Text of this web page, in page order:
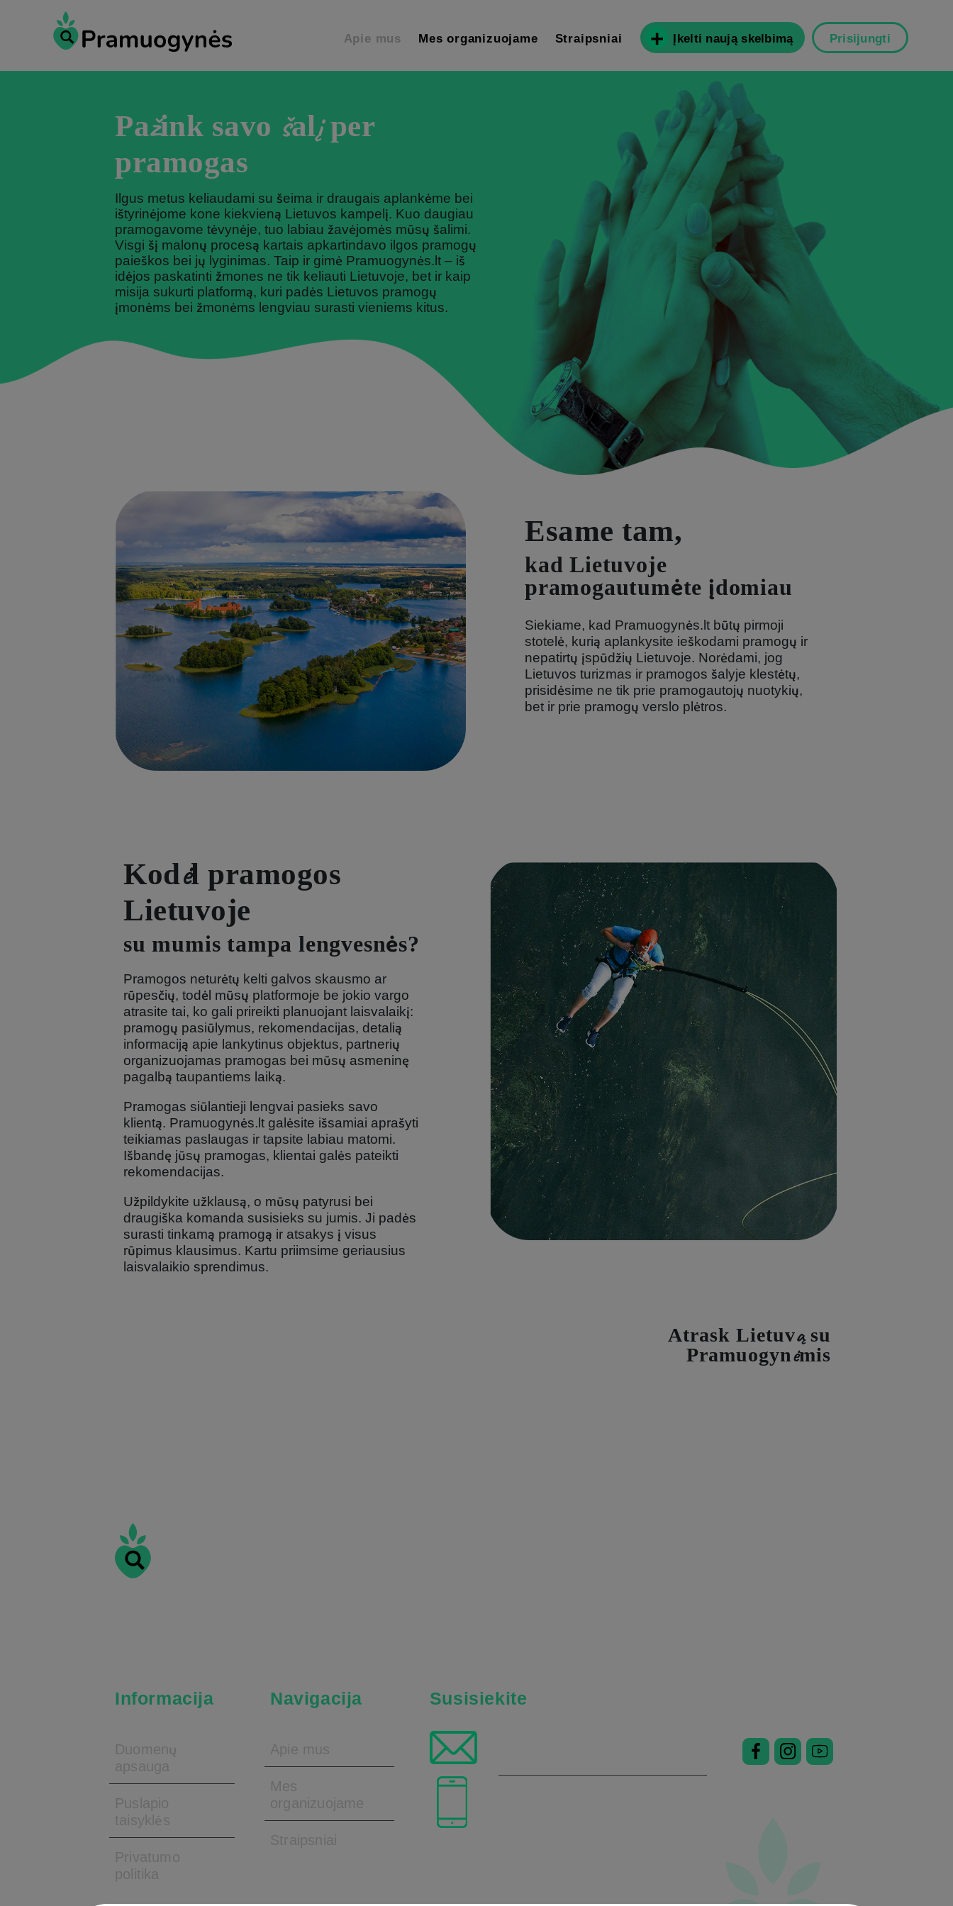
Apie mus Mes organizuojame Straipsniai Įkelti naują skelbimą Prisijungti
Pažink savo šalį per
pramogas
Ilgus metus keliaudami su šeima ir draugais aplankėme bei
ištyrinėjome kone kiekvieną Lietuvos kampelį. Kuo daugiau
pramogavome tėvynėje, tuo labiau žavėjomės mūsų šalimi.
Visgi šį malonų procesą kartais apkartindavo ilgos pramogų
paieškos bei jų lyginimas. Taip ir gimė Pramuogynės.lt – iš
idėjos paskatinti žmones ne tik keliauti Lietuvoje, bet ir kaip
misija sukurti platformą, kuri padės Lietuvos pramogų
įmonėms bei žmonėms lengviau surasti vieniems kitus.
Esame tam,
kad Lietuvoje
pramogautumėte įdomiau
Siekiame, kad Pramuogynės.lt būtų pirmoji
stotelė, kurią aplankysite ieškodami pramogų ir
nepatirtų įspūdžių Lietuvoje. Norėdami, jog
Lietuvos turizmas ir pramogos šalyje klestėtų,
prisidėsime ne tik prie pramogautojų nuotykių,
bet ir prie pramogų verslo plėtros.
Kodėl pramogos
Lietuvoje
su mumis tampa lengvesnės?
Pramogos neturėtų kelti galvos skausmo ar
rūpesčių, todėl mūsų platformoje be jokio vargo
atrasite tai, ko gali prireikti planuojant laisvalaikį:
pramogų pasiūlymus, rekomendacijas, detalią
informaciją apie lankytinus objektus, partnerių
organizuojamas pramogas bei mūsų asmeninę
pagalbą taupantiems laiką.
Pramogas siūlantieji lengvai pasieks savo
klientą. Pramuogynės.lt galėsite išsamiai aprašyti
teikiamas paslaugas ir tapsite labiau matomi.
Išbandę jūsų pramogas, klientai galės pateikti
rekomendacijas.
Užpildykite užklausą, o mūsų patyrusi bei
draugiška komanda susisieks su jumis. Ji padės
surasti tinkamą pramogą ir atsakys į visus
rūpimus klausimus. Kartu priimsime geriausius
laisvalaikio sprendimus.
Atrask Lietuvą su
Pramuogynėmis
Informacija
Duomenų
apsauga
Puslapio
taisyklės
Privatumo
politika
Navigacija
Apie mus
Mes
organizuojame
Straipsniai
Susisiekite